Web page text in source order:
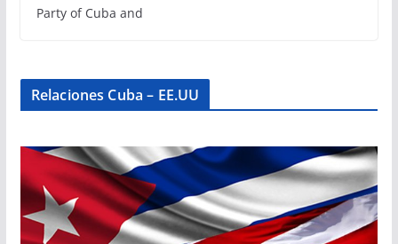
Party of Cuba and
Relaciones Cuba – EE.UU